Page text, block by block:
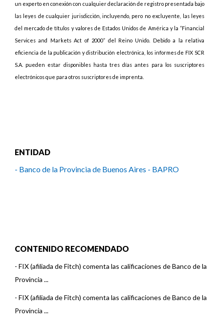
un experto en conexión con cualquier declaración de registro presentada bajo
las leyes de cualquier jurisdicción, incluyendo, pero no excluyente, las leyes
del mercado de títulos y valores de Estados Unidos de América y la “Financial
Services and Markets Act of 2000” del Reino Unido. Debido a la relativa
eficiencia de la publicación y distribución electrónica, los informes de FIX SCR
S.A. pueden estar disponibles hasta tres días antes para los suscriptores
electrónicos que para otros suscriptores de imprenta.
ENTIDAD
- Banco de la Provincia de Buenos Aires - BAPRO
CONTENIDO RECOMENDADO
- FIX (afiliada de Fitch) comenta las calificaciones de Banco de la
Provincia ...
- FIX (afiliada de Fitch) comenta las calificaciones de Banco de la
Provincia ...